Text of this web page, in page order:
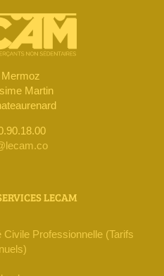
Martin
LECAM
Professionnelle (Tarifs